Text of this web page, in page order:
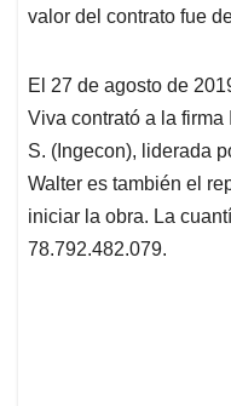
valor del contrato fue
El 27 de agosto de
Viva contrató a la
S. (Ingecon), liderada
Walter es también el
iniciar la obra. La
78.792.482.079.